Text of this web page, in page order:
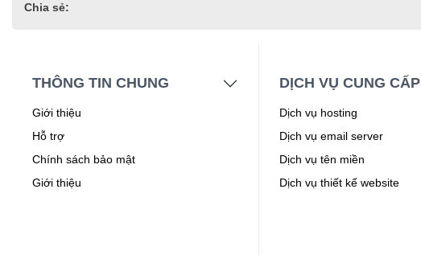
Chia sẻ:
THÔNG TIN CHUNG
Giới thiệu
Hỗ trợ
Chính sách bảo mật
Giới thiệu
DỊCH VỤ CUNG CẤP
Dịch vụ hosting
Dịch vụ email server
Dịch vụ tên miền
Dịch vụ thiết kế website